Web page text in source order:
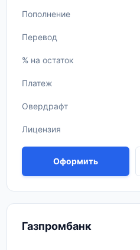
Пополнение
Перевод
% на остаток
Платеж
Овердрафт
Лицензия
Оформить
Газпромбанк